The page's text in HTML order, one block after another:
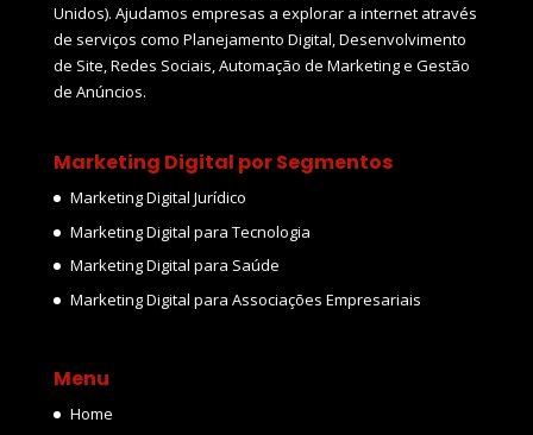
Unidos). Ajudamos empresas a explorar a internet através
de serviços como Planejamento Digital, Desenvolvimento
de Site, Redes Sociais, Automação de Marketing e Gestão
de Anúncios.
Marketing Digital por Segmentos
Marketing Digital Jurídico
Marketing Digital para Tecnologia
Marketing Digital para Saúde
Marketing Digital para Associações Empresariais
Menu
Home